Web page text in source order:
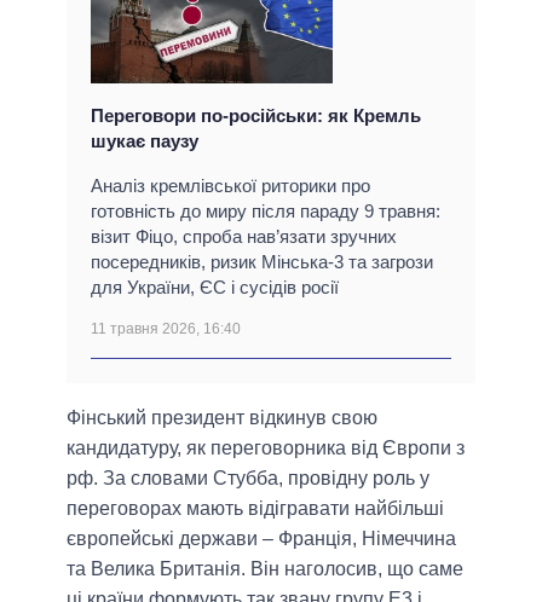
Переговори по-російськи: як Кремль
шукає паузу
Аналіз кремлівської риторики про
готовність до миру після параду 9 травня:
візит Фіцо, спроба нав’язати зручних
посередників, ризик Мінська-3 та загрози
для України, ЄС і сусідів росії
11 травня 2026, 16:40
Фінський президент відкинув свою
кандидатуру, як переговорника від Європи з
рф. За словами Стубба, провідну роль у
переговорах мають відігравати найбільші
європейські держави – Франція, Німеччина
та Велика Британія. Він наголосив, що саме